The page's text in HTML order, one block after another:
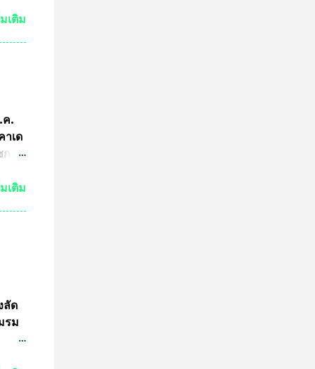
ะ
ว่า
ผู้นำ
เติม
ค.
เด
กาล
วร์
ายุ
เติม
ลัด
รม